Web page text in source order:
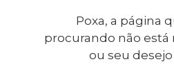
Poxa, a página
procurando não está
ou seu